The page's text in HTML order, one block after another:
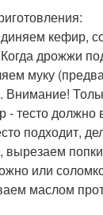
кефир,
дрожжи
муку
Внимание!
- тесто должно
подходит,
вырезаем
или
маслом